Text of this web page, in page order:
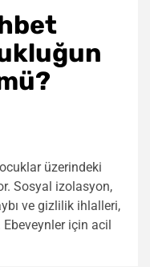
üzerindeki
Sosyal izolasyon,
ve gizlilik ihlalleri,
için acil